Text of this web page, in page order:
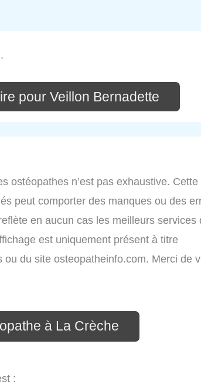
pour Veillon Bernadette
ostéopathes n’est pas exhaustive. Cette
peut comporter des manques ou des
en aucun cas les meilleurs services
est uniquement présent à titre
ou du site osteopatheinfo.com. Merci de
à La Crèche
: